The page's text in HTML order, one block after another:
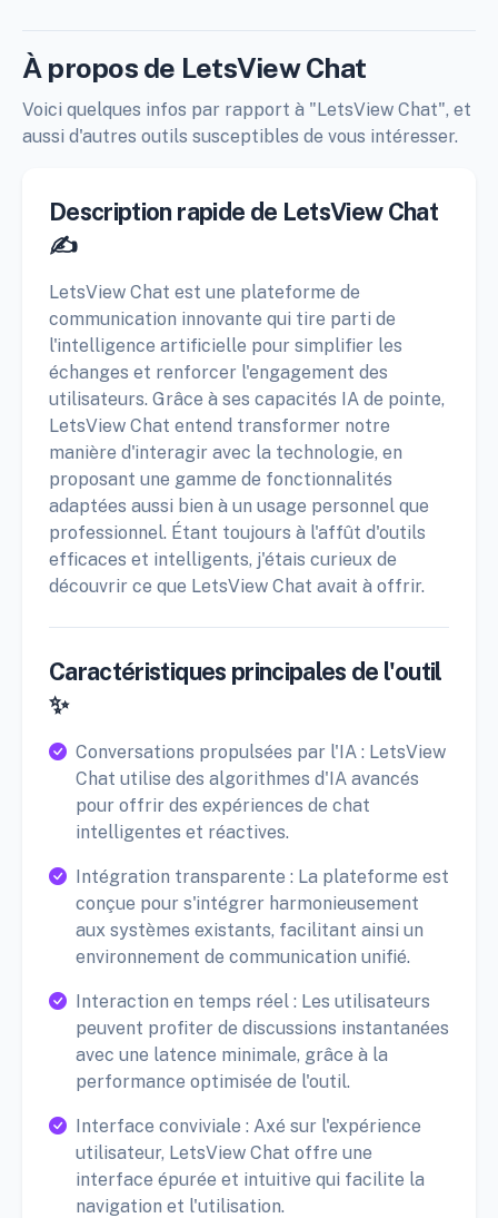
À propos de LetsView Chat
Voici quelques infos par rapport à "LetsView Chat", et
aussi d'autres outils susceptibles de vous intéresser.
Description rapide de LetsView Chat
✍️
LetsView Chat est une plateforme de
communication innovante qui tire parti de
l'intelligence artificielle pour simplifier les
échanges et renforcer l'engagement des
utilisateurs. Grâce à ses capacités IA de pointe,
LetsView Chat entend transformer notre
manière d'interagir avec la technologie, en
proposant une gamme de fonctionnalités
adaptées aussi bien à un usage personnel que
professionnel. Étant toujours à l'affût d'outils
efficaces et intelligents, j'étais curieux de
découvrir ce que LetsView Chat avait à offrir.
Caractéristiques principales de l'outil
✨
Conversations propulsées par l'IA : LetsView
Chat utilise des algorithmes d'IA avancés
pour offrir des expériences de chat
intelligentes et réactives.
Intégration transparente : La plateforme est
conçue pour s'intégrer harmonieusement
aux systèmes existants, facilitant ainsi un
environnement de communication unifié.
Interaction en temps réel : Les utilisateurs
peuvent profiter de discussions instantanées
avec une latence minimale, grâce à la
performance optimisée de l'outil.
Interface conviviale : Axé sur l'expérience
utilisateur, LetsView Chat offre une
interface épurée et intuitive qui facilite la
navigation et l'utilisation.